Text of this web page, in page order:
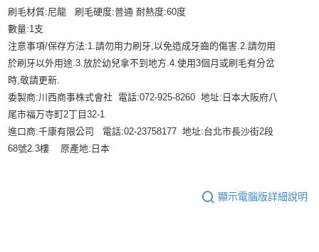
刷毛材質:尼龍 刷毛硬度:普通 耐熱度:60度
數量:1支
注意事項/保存方法:1.請勿用力刷牙,以免造成牙齒的傷害.2.請勿用
於刷牙以外用途.3.放於幼兒拿不到地方.4.使用3個月或刷毛有分岔
時,敬請更新.
委製商:川西商事株式會社 電話:072-925-8260 地址:日本大阪府八
尾市福万寺町2丁目32-1
進口商:千康有限公司 電話:02-23758177 地址:台北市長沙街2段
68號2.3樓 原產地:日本
顯示電腦版詳細說明